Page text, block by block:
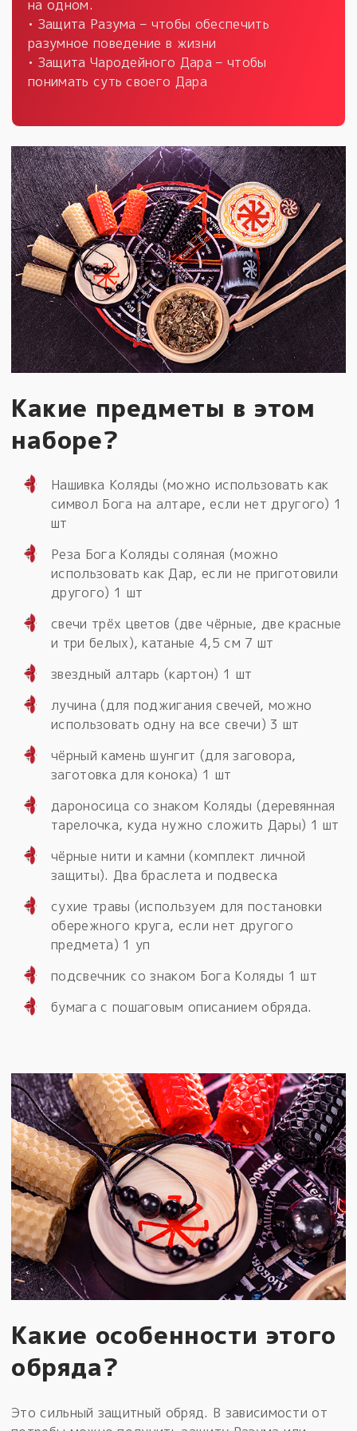
на одном.
• Защита Разума – чтобы обеспечить
разумное поведение в жизни
• Защита Чародейного Дара – чтобы
понимать суть своего Дара
Какие предметы в этом
наборе?
Нашивка Коляды (можно использовать как
символ Бога на алтаре, если нет другого) 1
шт
Реза Бога Коляды соляная (можно
использовать как Дар, если не приготовили
другого) 1 шт
свечи трёх цветов (две чёрные, две красные
и три белых), катаные 4,5 см 7 шт
звездный алтарь (картон) 1 шт
лучина (для поджигания свечей, можно
использовать одну на все свечи) 3 шт
чёрный камень шунгит (для заговора,
заготовка для конока) 1 шт
дароносица со знаком Коляды (деревянная
тарелочка, куда нужно сложить Дары) 1 шт
чёрные нити и камни (комплект личной
защиты). Два браслета и подвеска
сухие травы (используем для постановки
обережного круга, если нет другого
предмета) 1 уп
подсвечник со знаком Бога Коляды 1 шт
бумага с пошаговым описанием обряда.
Какие особенности этого
обряда?
Это сильный защитный обряд. В зависимости от